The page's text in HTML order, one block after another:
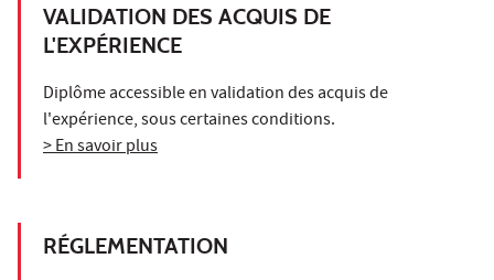
VALIDATION DES ACQUIS DE
L'EXPÉRIENCE
Diplôme accessible en validation des acquis de
l'expérience, sous certaines conditions.
> En savoir plus
RÉGLEMENTATION